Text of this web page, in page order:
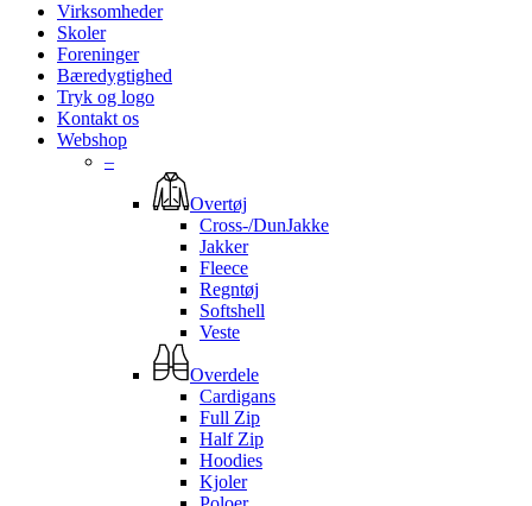
Virksomheder
Skoler
Foreninger
Bæredygtighed
Tryk og logo
Kontakt os
Webshop
–
Overtøj
Cross-/DunJakke
Jakker
Fleece
Regntøj
Softshell
Veste
Overdele
Cardigans
Full Zip
Half Zip
Hoodies
Kjoler